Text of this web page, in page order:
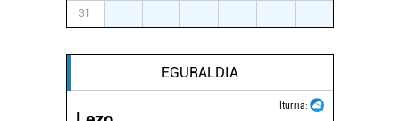
31
EGURALDIA
Iturria: